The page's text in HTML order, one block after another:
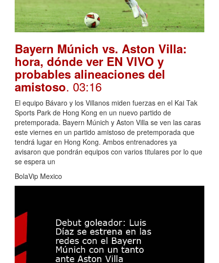
Bayern Múnich vs. Aston Villa:
hora, dónde ver EN VIVO y
probables alineaciones del
amistoso. 03:16
El equipo Bávaro y los Villanos miden fuerzas en el Kai Tak
Sports Park de Hong Kong en un nuevo partido de
pretemporada. Bayern Múnich y Aston Villa se ven las caras
este viernes en un partido amistoso de pretemporada que
tendrá lugar en Hong Kong. Ambos entrenadores ya
avisaron que pondrán equipos con varios titulares por lo que
se espera un
BolaVip Mexico